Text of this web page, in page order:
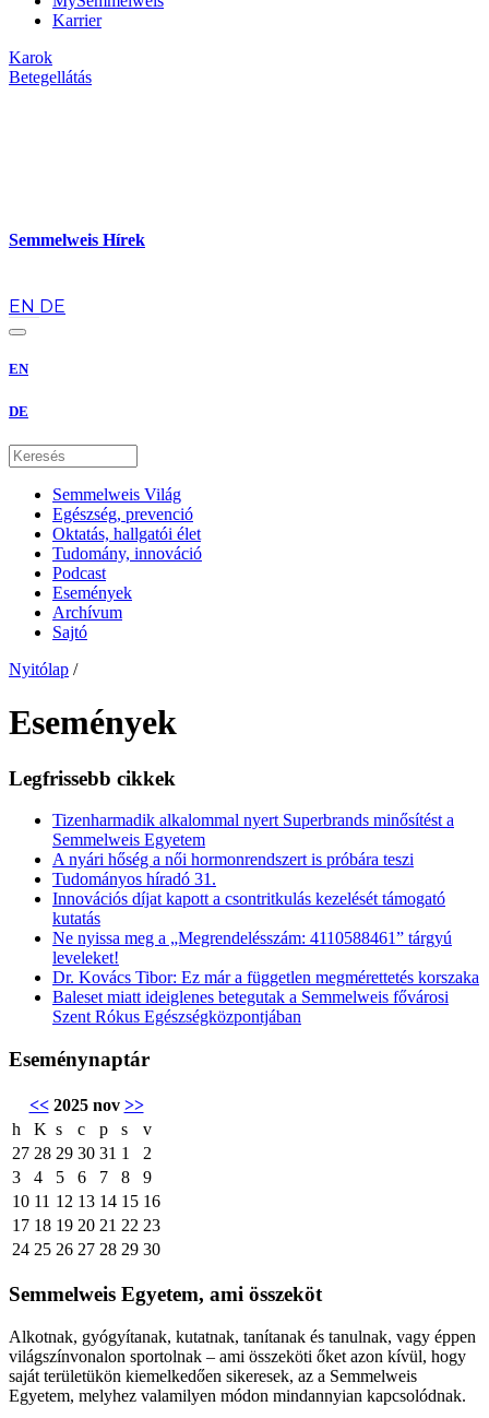
Karrier
Karok
Betegellátás
Semmelweis Hírek
EN DE
EN
DE
Semmelweis Világ
Egészség, prevenció
Oktatás, hallgatói élet
Tudomány, innováció
Podcast
Események
Archívum
Sajtó
Nyitólap /
Események
Legfrissebb cikkek
Tizenharmadik alkalommal nyert Superbrands minősítést a
Semmelweis Egyetem
A nyári hőség a női hormonrendszert is próbára teszi
Tudományos híradó 31.
Innovációs díjat kapott a csontritkulás kezelését támogató
kutatás
Ne nyissa meg a „Megrendelésszám: 4110588461” tárgyú
leveleket!
Dr. Kovács Tibor: Ez már a független megmérettetés korszaka
Baleset miatt ideiglenes betegutak a Semmelweis fővárosi
Szent Rókus Egészségközpontjában
Eseménynaptár
<<2025 nov >>
h
K s c p s
v
27 28 29 30 31 1
2
3
4 5 6 7 8
9
10 11 12 13 14 15 16
17 18 19 20 21 22 23
24 25 26 27 28 29 30
Semmelweis Egyetem, ami összeköt
Alkotnak, gyógyítanak, kutatnak, tanítanak és tanulnak, vagy éppen
világszínvonalon sportolnak – ami összeköti őket azon kívül, hogy
saját területükön kiemelkedően sikeresek, az a Semmelweis
Egyetem, melyhez valamilyen módon mindannyian kapcsolódnak.